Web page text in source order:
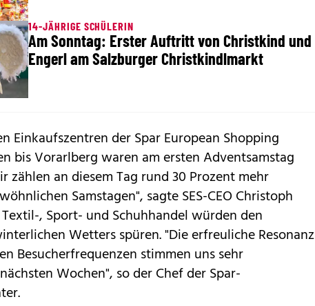
14-JÄHRIGE SCHÜLERIN
Am Sonntag: Erster Auftritt von Christkind und
Engerl am Salzburger Christkindlmarkt
Einkaufszentren der Spar European Shopping
bis Vorarlberg waren am ersten Adventsamstag
zählen an diesem Tag rund 30 Prozent mehr
Samstagen", sagte SES-CEO Christoph
, Sport- und Schuhhandel würden den
Wetters spüren. "Die erfreuliche Resonanz
Besucherfrequenzen stimmen uns sehr
Wochen", so der Chef der Spar-